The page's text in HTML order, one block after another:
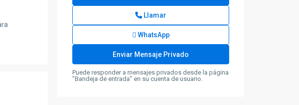
Llamar
WhatsApp
Puede responder a mensajes privados desde la página
"Bandeja de entrada" en su cuenta de usuario.